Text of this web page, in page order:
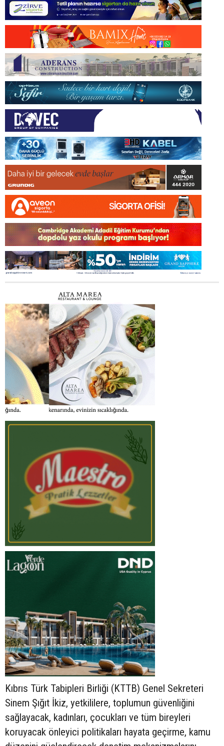
Kıbrıs Türk Tabipleri Birliği (KTTB) Genel Sekreteri
Sinem Şığıt İkiz, yetkililere, toplumun güvenliğini
sağlayacak, kadınları, çocukları ve tüm bireyleri
koruyacak önleyici politikaları hayata geçirme, kamu